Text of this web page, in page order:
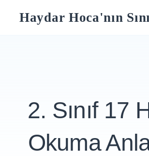
Haydar Hoca'nın
2. Sınıf 17
Okuma